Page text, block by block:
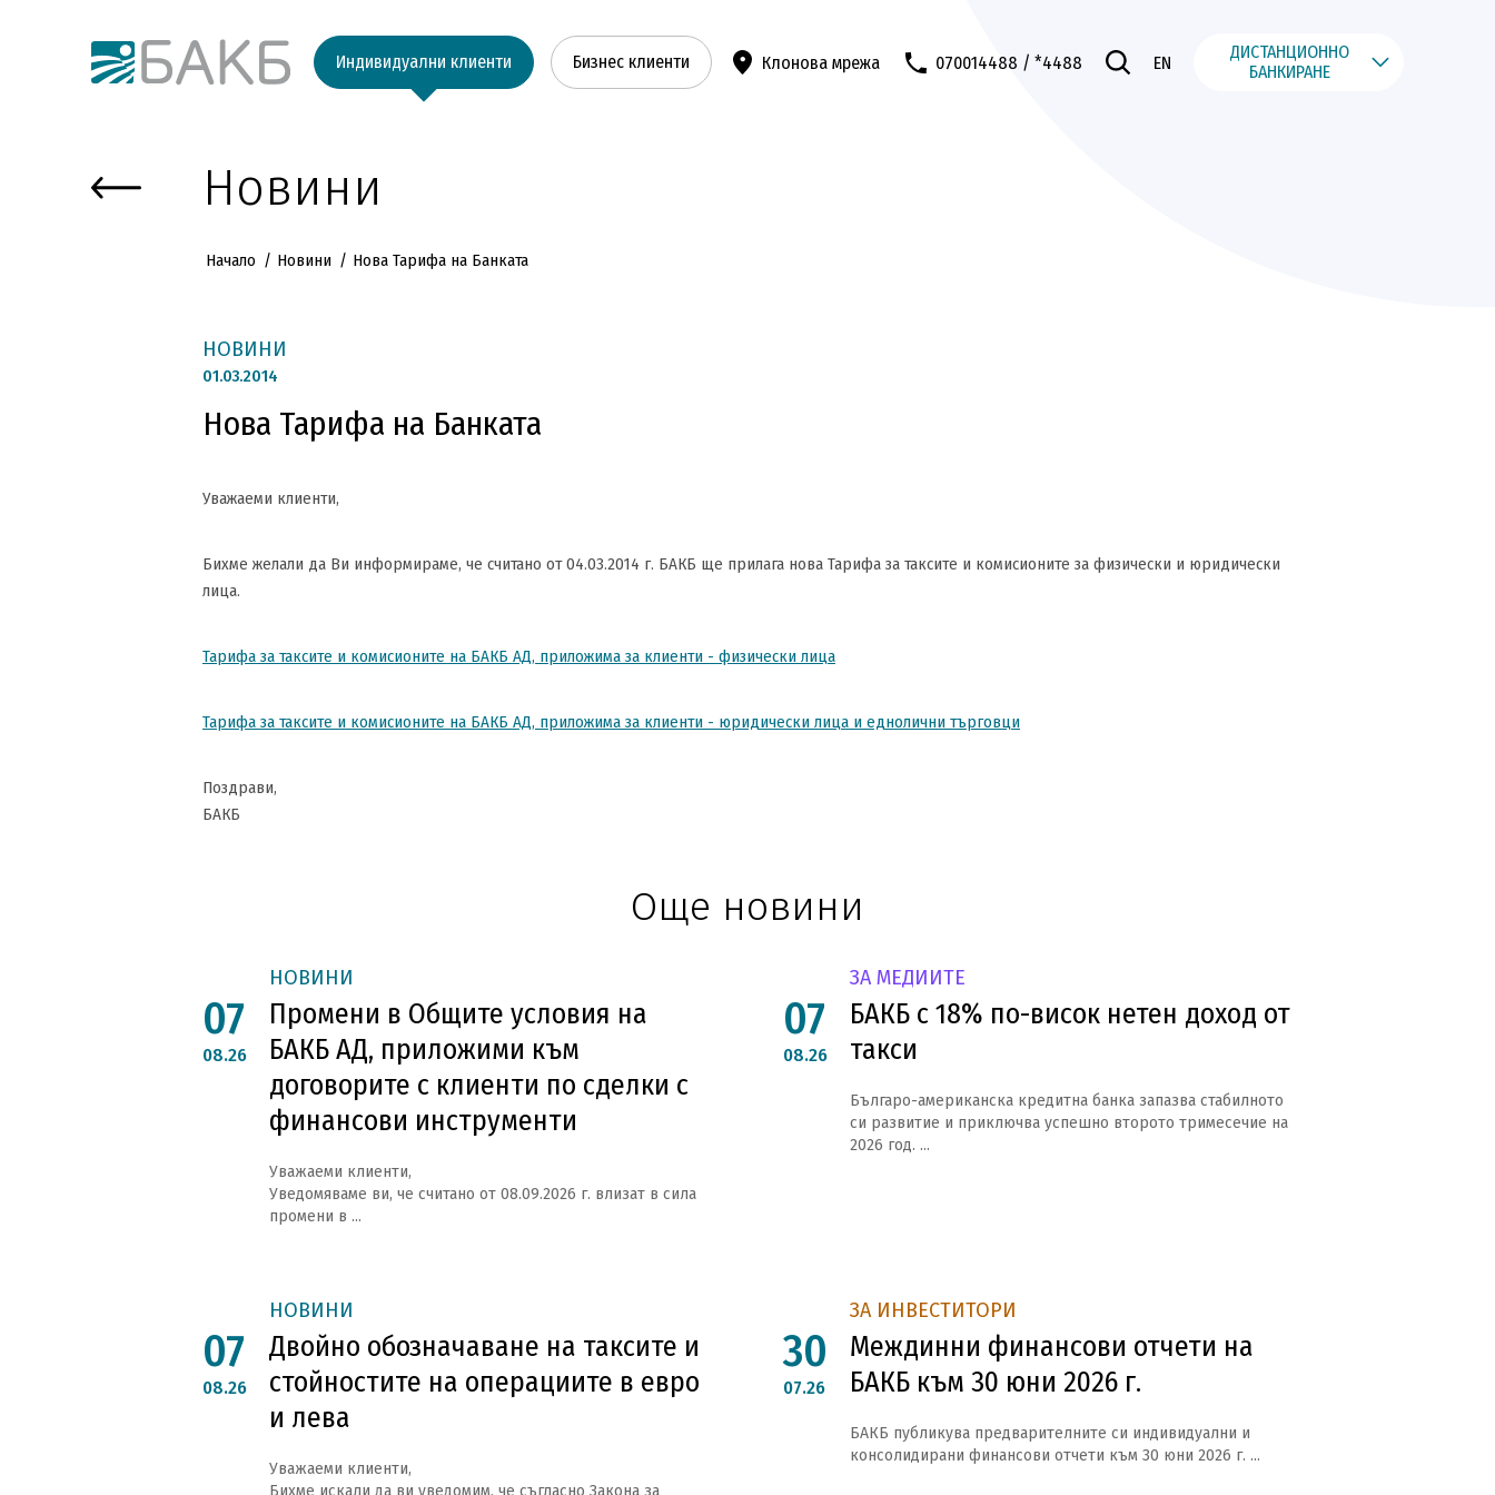
Индивидуални клиенти Бизнес клиенти Клонова мрежа 070014488 / *4488 EN
ДИСТАНЦИОННО
БАНКИРАНЕ
Новини
Начало Новини Нова Тарифа на Банката
НОВИНИ
01.03.2014
Нова Тарифа на Банката
Уважаеми клиенти,
Бихме желали да Ви информираме, че считано от 04.03.2014 г. БАКБ ще прилага нова Тарифа за таксите и комисионите за физически и юридически
лица.
Тарифа за таксите и комисионите на БАКБ АД, приложима за клиенти - физически лица
Тарифа за таксите и комисионите на БАКБ АД, приложима за клиенти - юридически лица и еднолични търговци
Поздрави,
БАКБ
Още новини
НОВИНИ
Промени в Общите условия на
БАКБ АД, приложими към
договорите с клиенти по сделки с
финансови инструменти
07
08.26
Уважаеми клиенти,
Уведомяваме ви, че считано от 08.09.2026 г. влизат в сила
промени в ...
ЗА МЕДИИТЕ
БАКБ с 18% по-висок нетен доход от
такси
07
08.26
Българо-американска кредитна банка запазва стабилното
си развитие и приключва успешно второто тримесечие на
2026 год. ...
НОВИНИ
Двойно обозначаване на таксите и
стойностите на операциите в евро
и лева
07
08.26
Уважаеми клиенти,
Бихме искали да ви уведомим, че съгласно Закона за
ЗА ИНВЕСТИТОРИ
Междинни финансови отчети на
БАКБ към 30 юни 2026 г.
30
07.26
БАКБ публикува предварителните си индивидуални и
консолидирани финансови отчети към 30 юни 2026 г. ...